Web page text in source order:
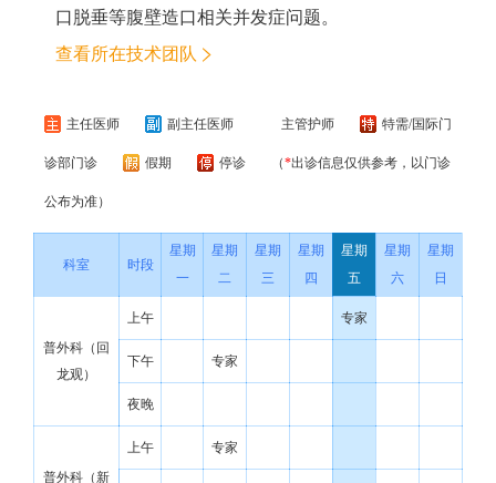
口脱垂等腹壁造口相关并发症问题。
查看所在技术团队
主任医师 副主任医师 主管护师 特需/国际门
诊部门诊 假期 停诊 （*出诊信息仅供参考，以门诊
公布为准）
科室 时段
星期
一
星期
二
星期
三
星期
四
星期
五
星期
六
星期
日
普外科（回
龙观）
上午 专家
下午 专家
夜晚
普外科（新
上午 专家